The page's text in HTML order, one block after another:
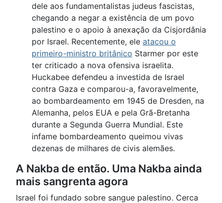
dele aos fundamentalistas judeus fascistas,
chegando a negar a existência de um povo
palestino e o apoio à anexação da Cisjordânia
por Israel. Recentemente, ele atacou o
primeiro-ministro britânico Starmer por este
ter criticado a nova ofensiva israelita.
Huckabee defendeu a investida de Israel
contra Gaza e comparou-a, favoravelmente,
ao bombardeamento em 1945 de Dresden, na
Alemanha, pelos EUA e pela Grã-Bretanha
durante a Segunda Guerra Mundial. Este
infame bombardeamento queimou vivas
dezenas de milhares de civis alemães.
A Nakba de então. Uma Nakba ainda
mais sangrenta agora
Israel foi fundado sobre sangue palestino. Cerca